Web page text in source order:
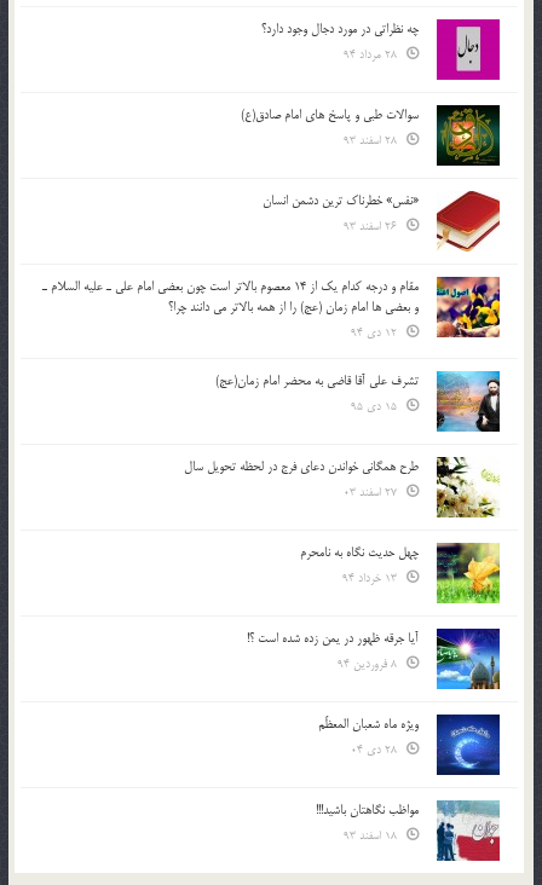
چه نظراتی در مورد دجال وجود دارد؟
سوالات طبی و پاسخ های امام صادق(ع)
«نفس» خطرناک ترین دشمن انسان
مقام و درجه كدام يك از 14 معصوم بالاتر است چون بعضي امام علي ـ عليه السلام ـ
و بعضي ها امام زمان (عج) را از همه بالاتر مي دانند چرا؟
تشرف علي آقا قاضي به محضر امام زمان(عج)
طرح همگانی خواندن دعای فرج در لحظه تحویل سال
چهل حدیث نگاه به نامحرم
آیا جرقه ظهور در یمن زده شده است ؟!
ویژه ماه شعبان المعظّم
مواظب نگاهتان باشید!!!